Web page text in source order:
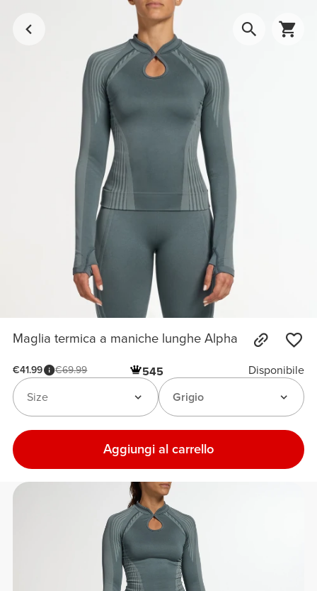
Maglia termica a maniche lunghe Alpha
€41.99 €69.99 545
Disponibile
Grigio
Size
Aggiungi al carrello